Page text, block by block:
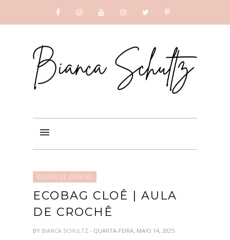
BOLSAS DE CROCHÊ
ECOBAG CLOÊ | AULA
DE CROCHÊ
BY BIANCA SCHULTZ - QUARTA-FEIRA, MAIO 14, 2025